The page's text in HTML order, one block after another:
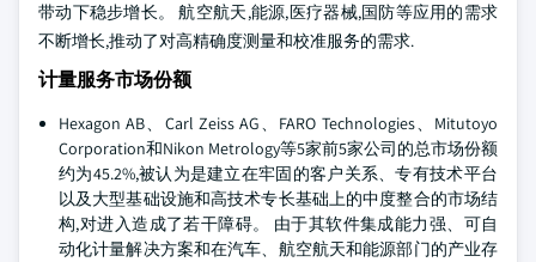
带动下稳步增长。 航空航天,能源,医疗器械,国防等应用的需求
不断增长,推动了对高精确度测量和校准服务的需求.
计量服务市场份额
Hexagon AB、Carl Zeiss AG、FARO Technologies、Mitutoyo
Corporation和Nikon Metrology等5家前5家公司的总市场份额
约为45.2%,被认为是建立在牢固的客户关系、专有技术平台
以及大型基础设施和高技术专长基础上的中度整合的市场结
构,对进入造成了若干障碍。 由于其软件集成能力强、可自
动化计量解决方案和在汽车、航空航天和能源部门的产业存